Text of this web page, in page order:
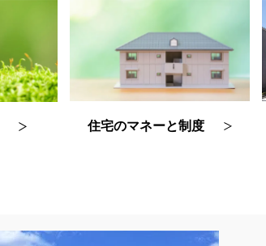
住宅のマネーと制度